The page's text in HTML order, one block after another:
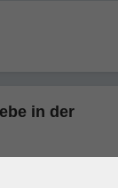
in der